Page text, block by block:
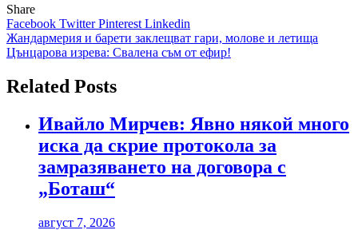
Share
Facebook TwitterPinterest Linkedin
Навигация
Жандармерия и барети заклещват гари, молове и летища
Цънцарова изрева: Свалена съм от ефир!
Related Posts
Ивайло Мирчев: Явно някой много
иска да скрие протокола за
замразяването на договора с
„Боташ“
август 7, 2026